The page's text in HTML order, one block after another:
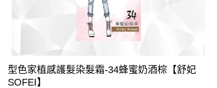
型色家植感護髮染髮霜-34蜂蜜奶酒棕【舒妃
SOFEI】